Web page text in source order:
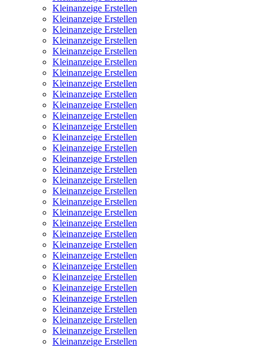
Kleinanzeige Erstellen
Kleinanzeige Erstellen
Kleinanzeige Erstellen
Kleinanzeige Erstellen
Kleinanzeige Erstellen
Kleinanzeige Erstellen
Kleinanzeige Erstellen
Kleinanzeige Erstellen
Kleinanzeige Erstellen
Kleinanzeige Erstellen
Kleinanzeige Erstellen
Kleinanzeige Erstellen
Kleinanzeige Erstellen
Kleinanzeige Erstellen
Kleinanzeige Erstellen
Kleinanzeige Erstellen
Kleinanzeige Erstellen
Kleinanzeige Erstellen
Kleinanzeige Erstellen
Kleinanzeige Erstellen
Kleinanzeige Erstellen
Kleinanzeige Erstellen
Kleinanzeige Erstellen
Kleinanzeige Erstellen
Kleinanzeige Erstellen
Kleinanzeige Erstellen
Kleinanzeige Erstellen
Kleinanzeige Erstellen
Kleinanzeige Erstellen
Kleinanzeige Erstellen
Kleinanzeige Erstellen
Kleinanzeige Erstellen